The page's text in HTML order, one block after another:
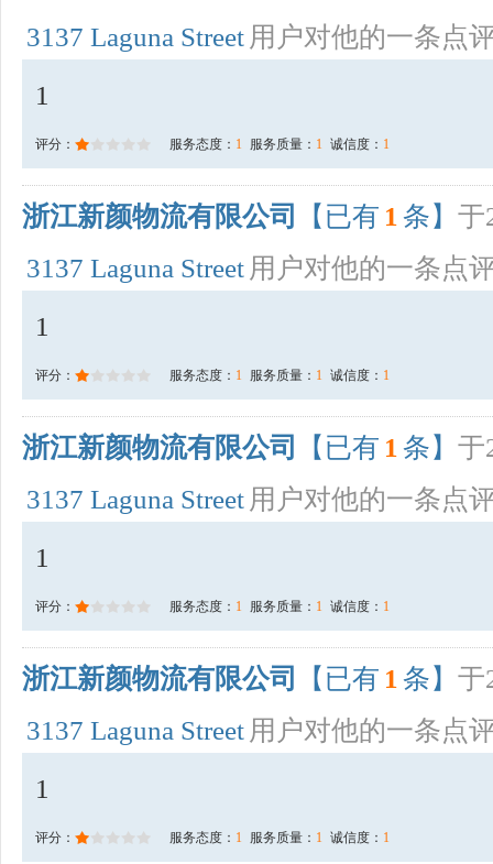
3137 Laguna Street 用户对他的一条点
1
评分： 服务态度： 1 服务质量： 1 诚信度： 1
浙江新颜物流有限公司 【已有 1 条】 于
3137 Laguna Street 用户对他的一条点
1
评分： 服务态度： 1 服务质量： 1 诚信度： 1
浙江新颜物流有限公司 【已有 1 条】 于
3137 Laguna Street 用户对他的一条点
1
评分： 服务态度： 1 服务质量： 1 诚信度： 1
浙江新颜物流有限公司 【已有 1 条】 于
3137 Laguna Street 用户对他的一条点
1
评分： 服务态度： 1 服务质量： 1 诚信度： 1